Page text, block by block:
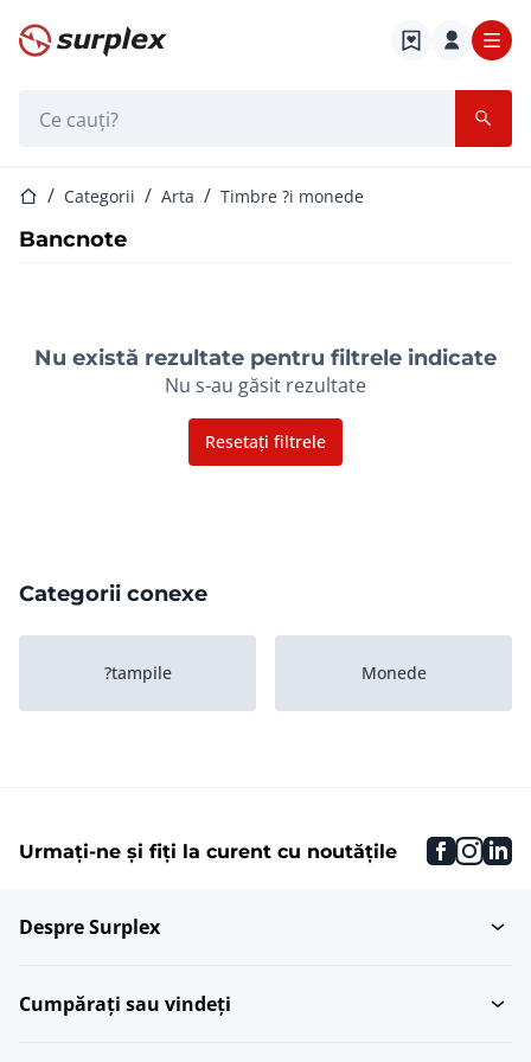
Pagina de start
Pagina de start
Categorii Arta Timbre ?i monede
Bancnote
Nu există rezultate pentru filtrele indicate
Nu s-au găsit rezultate
Resetați filtrele
Categorii conexe
?tampile Monede
Urmați-ne și fiți la curent cu noutățile
Despre Surplex
Cumpărați sau vindeți